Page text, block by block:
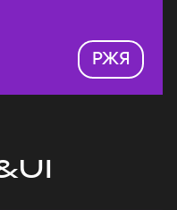
РЖЯ